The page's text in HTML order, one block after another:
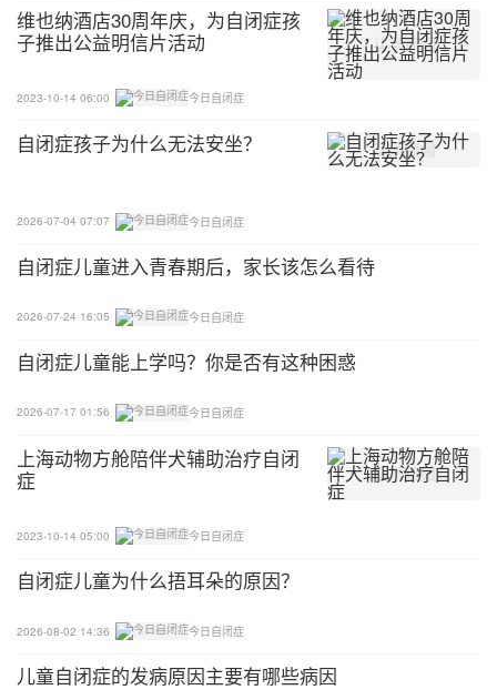
维也纳酒店30周年庆，为自闭症孩
子推出公益明信片活动
2023-10-14 06:00 今日自闭症
自闭症孩子为什么无法安坐？
2026-07-04 07:07 今日自闭症
自闭症儿童进入青春期后，家长该怎么看待
2026-07-24 16:05 今日自闭症
自闭症儿童能上学吗？你是否有这种困惑
2026-07-17 01:56 今日自闭症
上海动物方舱陪伴犬辅助治疗自闭
症
2023-10-14 05:00 今日自闭症
自闭症儿童为什么捂耳朵的原因？
2026-08-02 14:36 今日自闭症
儿童自闭症的发病原因主要有哪些病因